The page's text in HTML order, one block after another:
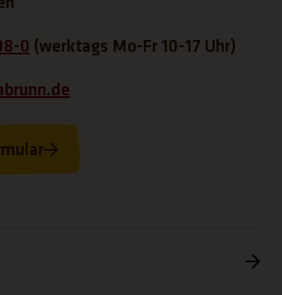
0 (werktags Mo-Fr 10-17 Uhr)